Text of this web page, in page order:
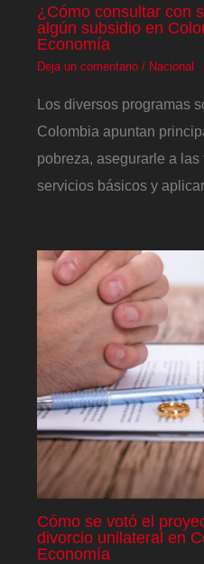
¿Cómo consultar con
algún subsidio en
Economía
Deja un comentario / Nacional
Los diversos programas
Colombia apuntan
pobreza, asegurarle a
servicios básicos y
Cómo se votó el
divorcio unilateral en
Economía